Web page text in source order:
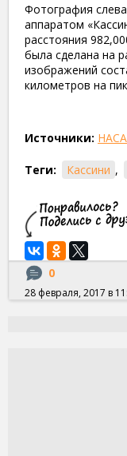
Фотография
аппаратом
расстояния
была сделана на
изображений
километров на
Источники: НАСА
Теги: Кассини ,
0
28 февраля, 2017 в